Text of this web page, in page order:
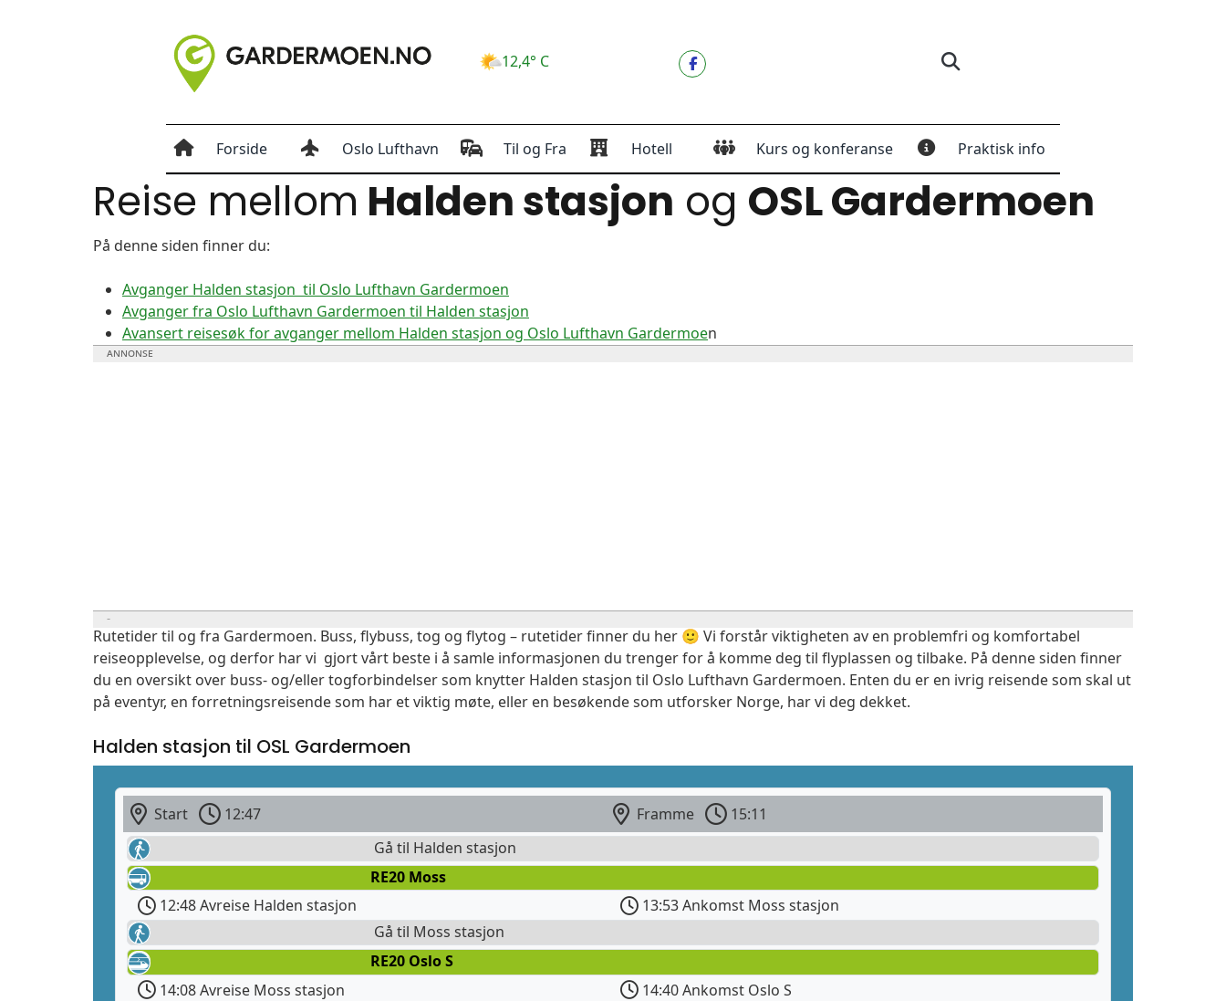
12,4° C
Forside Oslo Lufthavn Til og Fra Hotell Kurs og konferanse Praktisk info
Reise mellom Halden stasjon og OSL Gardermoen
På denne siden finner du:
Avganger Halden stasjon til Oslo Lufthavn Gardermoen
Avganger fra Oslo Lufthavn Gardermoen til Halden stasjon
Avansert reisesøk for avganger mellom Halden stasjon og Oslo Lufthavn Gardermoen
Rutetider til og fra Gardermoen. Buss, flybuss, tog og flytog – rutetider finner du her 🙂 Vi forstår viktigheten av en problemfri og komfortabel
reiseopplevelse, og derfor har vi gjort vårt beste i å samle informasjonen du trenger for å komme deg til flyplassen og tilbake. På denne siden finner
du en oversikt over buss- og/eller togforbindelser som knytter Halden stasjon til Oslo Lufthavn Gardermoen. Enten du er en ivrig reisende som skal ut
på eventyr, en forretningsreisende som har et viktig møte, eller en besøkende som utforsker Norge, har vi deg dekket.
Halden stasjon til OSL Gardermoen
Start 12:47 Framme
15:11
Gå til Halden stasjon
RE20 Moss
12:48 Avreise Halden stasjon
13:53 Ankomst Moss stasjon
Gå til Moss stasjon
RE20 Oslo S
14:08 Avreise Moss stasjon
14:40 Ankomst Oslo S